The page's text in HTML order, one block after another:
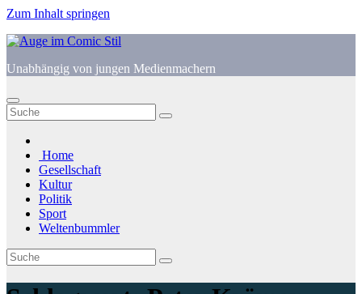
Zum Inhalt springen
Unabhängig von jungen Medienmachern
Home
Gesellschaft
Kultur
Politik
Sport
Weltenbummler